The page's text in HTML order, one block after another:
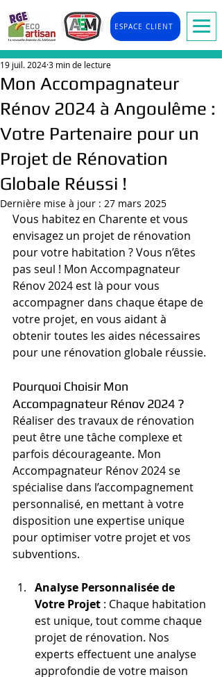
ESPACE CLIENT
Mon Accompagnateur
Rénov 2024 à Angoulême :
Votre Partenaire pour un
Projet de Rénovation
Globale Réussi !
19 juil. 20243 min de lecture
Dernière mise à jour : 27 mars 2025
Vous habitez en Charente et vous
envisagez un projet de rénovation
pour votre habitation ? Vous n’êtes
pas seul ! Mon Accompagnateur
Rénov 2024 est là pour vous
accompagner dans chaque étape de
votre projet, en vous aidant à
obtenir toutes les aides nécessaires
pour une rénovation globale réussie.
Pourquoi Choisir Mon
Accompagnateur Rénov 2024 ?
Réaliser des travaux de rénovation
peut être une tâche complexe et
parfois décourageante. Mon
Accompagnateur Rénov 2024 se
spécialise dans l’accompagnement
personnalisé, en mettant à votre
disposition une expertise unique
pour optimiser votre projet et vos
subventions.
Analyse Personnalisée de
Votre Projet : Chaque habitation
est unique, tout comme chaque
projet de rénovation. Nos
experts effectuent une analyse
approfondie de votre maison